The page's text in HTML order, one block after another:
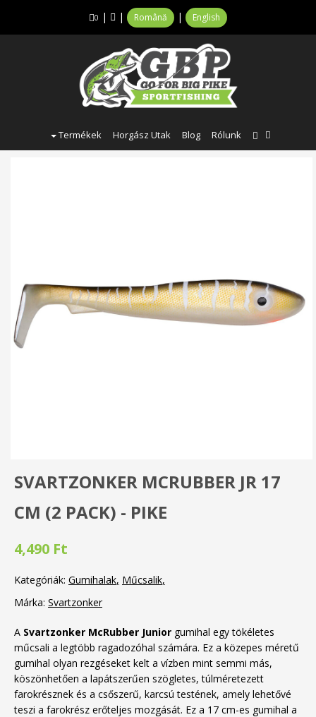
0 | | Română | English
Termékek Horgász Utak Blog Rólunk
SVARTZONKER MCRUBBER JR 17
CM (2 PACK) - PIKE
4,490 Ft
Kategóriák: Gumihalak Műcsalik
Márka: Svartzonker
A Svartzonker McRubber Junior gumihal egy tökéletes
műcsali a legtöbb ragadozóhal számára. Ez a közepes méretű
gumihal olyan rezgéseket kelt a vízben mint semmi más,
köszönhetően a lapátszerűen szögletes, túlméretezett
farokrésznek és a csőszerű, karcsú testének, amely lehetővé
teszi a farokrész erőteljes mozgását. Ez a 17 cm-es gumihal a